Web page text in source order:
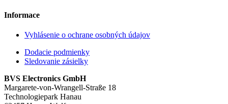
Informace
Vyhlásenie o ochrane osobných údajov
Dodacie podmienky
Sledovanie zásielky
BVS Electronics GmbH
Margarete-von-Wrangell-Straße 18
Technologiepark Hanau